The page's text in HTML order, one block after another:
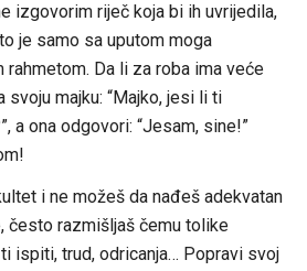
izgovorim riječ koja bi ih uvrijedila,
je samo sa uputom moga
rahmetom. Da li za roba ima veće
majku: “Majko, jesi li ti
a ona odgovori: “Jesam, sine!”
i ne možeš da nađeš adekvatan
često razmišljaš čemu tolike
ispiti, trud, odricanja… Popravi svoj